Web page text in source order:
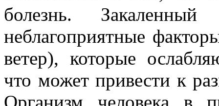
болезнь.
неблагоприятные
ветер), которые
что может привести к